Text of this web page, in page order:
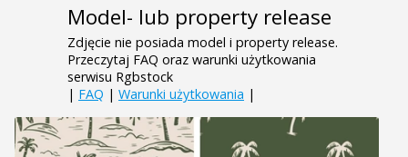
Model- lub property release
Zdjęcie nie posiada model i property release.
Przeczytaj FAQ oraz warunki użytkowania
serwisu Rgbstock
| FAQ | Warunki użytkowania |